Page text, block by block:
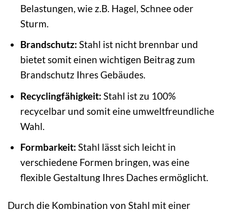
Belastungen, wie z.B. Hagel, Schnee oder
Sturm.
Brandschutz: Stahl ist nicht brennbar und
bietet somit einen wichtigen Beitrag zum
Brandschutz Ihres Gebäudes.
Recyclingfähigkeit: Stahl ist zu 100%
recycelbar und somit eine umweltfreundliche
Wahl.
Formbarkeit: Stahl lässt sich leicht in
verschiedene Formen bringen, was eine
flexible Gestaltung Ihres Daches ermöglicht.
Durch die Kombination von Stahl mit einer